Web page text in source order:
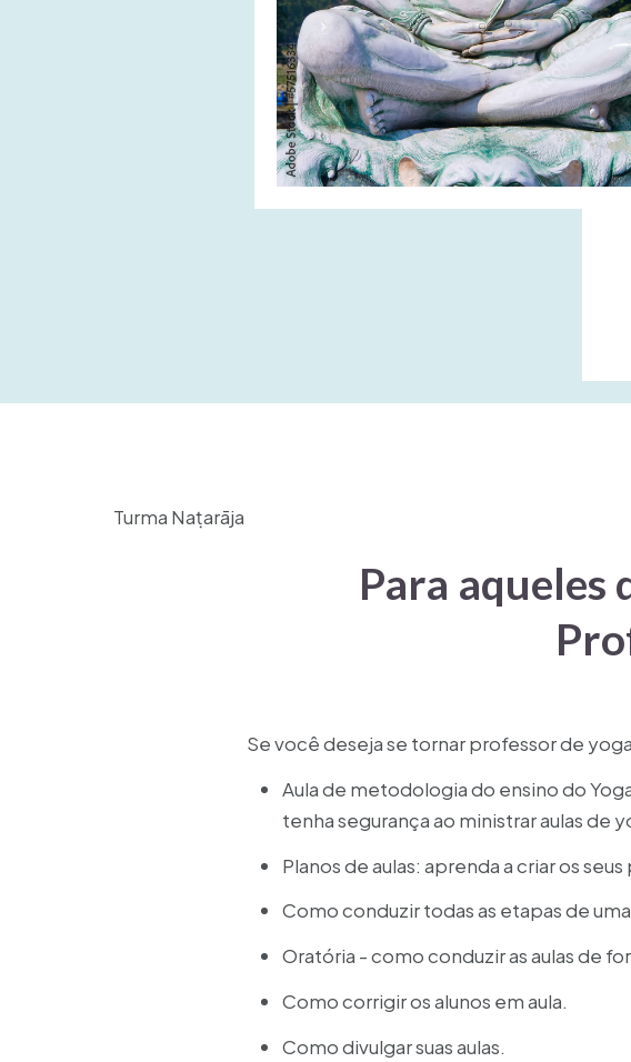
Turma Naṭarāja
Para aqueles
Se você deseja se tornar professor de
Aula de metodologia do ensino do
tenha segurança ao ministrar aulas de
Planos de aulas: aprenda a criar os
Como conduzir todas as etapas de uma
Oratória - como conduzir as aulas de
Como corrigir os alunos em aula.
Como divulgar suas aulas.